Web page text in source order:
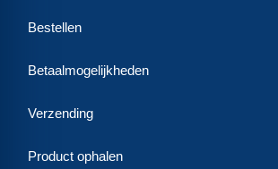
Bestellen
Betaalmogelijkheden
Verzending
Product ophalen